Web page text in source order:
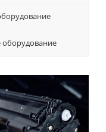
оборудование